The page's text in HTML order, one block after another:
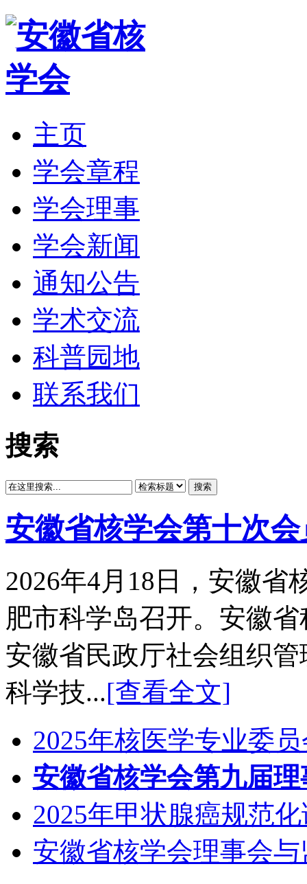
主页
学会章程
学会理事
学会新闻
通知公告
学术交流
科普园地
联系我们
搜索
搜索
安徽省核学会第十次
2026年4月18日，安徽省
肥市科学岛召开。安徽
安徽省民政厅社会组织
科学技...[查看全文]
2025年核医学专业委
安徽省核学会第九届
2025年甲状腺癌规范
安徽省核学会理事会